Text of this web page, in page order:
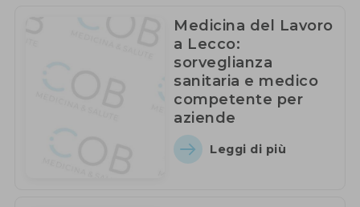
Medicina del Lavoro
a Lecco:
sorveglianza
sanitaria e medico
competente per
aziende
Leggi di più